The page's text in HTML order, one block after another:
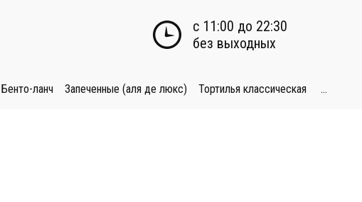
с 11:00 до 22:30
без выходных
Бенто-ланч Запеченные (аля де люкс) Тортилья классическая ...